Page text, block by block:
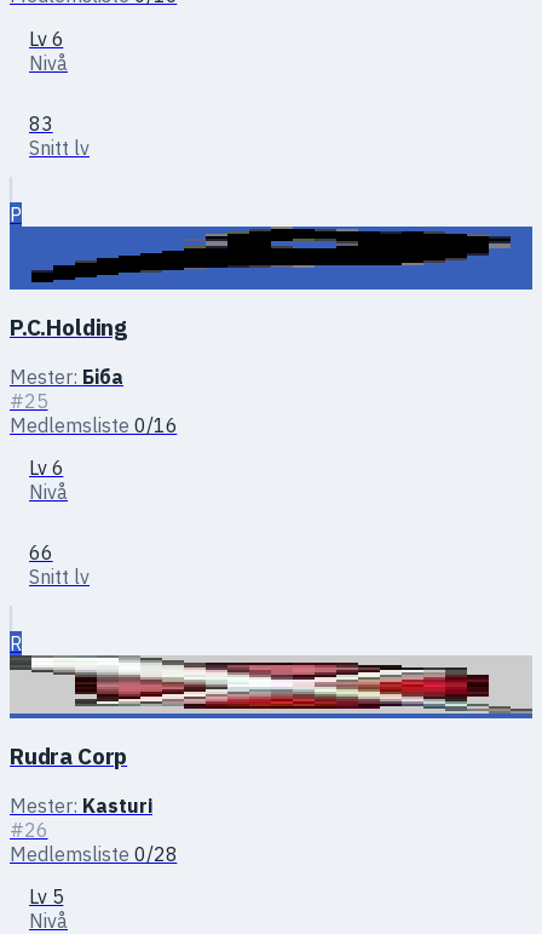
Lv 6
Nivå
83
Snitt lv
P
P.C.Holding
Mester: Біба
#25
Medlemsliste 0/16
Lv 6
Nivå
66
Snitt lv
R
Rudra Corp
Mester: Kasturi
#26
Medlemsliste 0/28
Lv 5
Nivå